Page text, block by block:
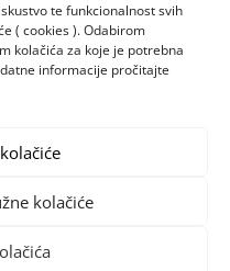
te funkcionalnost svih
( cookies ). Odabirom
kolačića za koje je potrebna
informacije pročitajte
kolačiće